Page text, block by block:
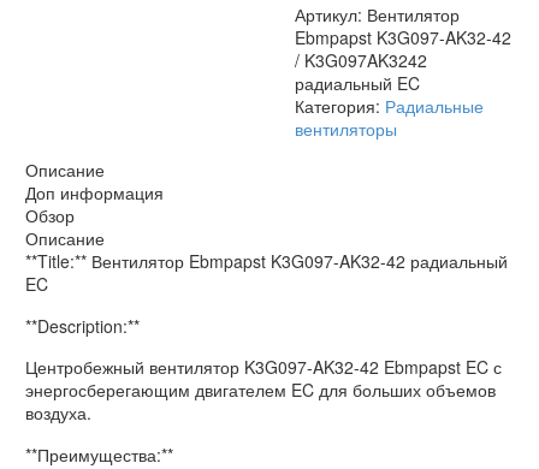
Артикул: Вентилятор
Ebmpapst K3G097-AK32-42
/ K3G097AK3242
радиальный EC
Категория: Радиальные
вентиляторы
Описание
Доп информация
Обзор
Описание
**Title:** Вентилятор Ebmpapst K3G097-AK32-42 радиальный
EC
**Description:**
Центробежный вентилятор K3G097-AK32-42 Ebmpapst EC с
энергосберегающим двигателем EC для больших объемов
воздуха.
**Преимущества:**